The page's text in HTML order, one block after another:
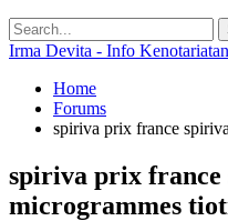
Irma Devita - Info
Home
Forums
spiriva prix france
spiriva prix france
microgrammes